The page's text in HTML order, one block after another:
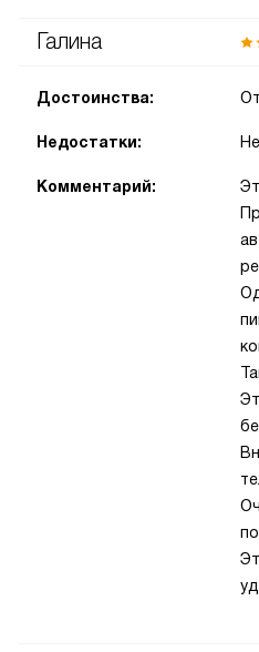
Галина
Достоинства:
Недостатки:
Комментарий: